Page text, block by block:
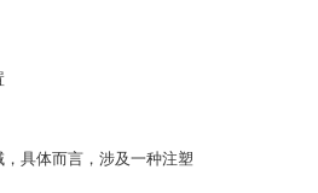
具体而言，涉及一种注塑